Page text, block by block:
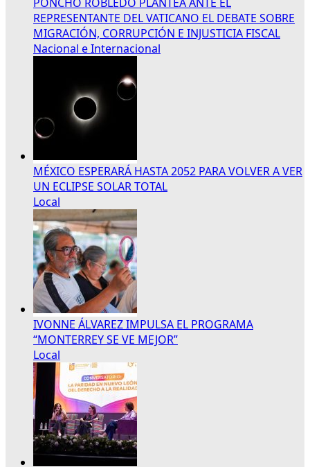
REPRESENTANTE DEL VATICANO EL DEBATE SOBRE
MIGRACIÓN, CORRUPCIÓN E INJUSTICIA FISCAL
Nacional e Internacional
MÉXICO ESPERARÁ HASTA 2052 PARA VOLVER A VER
UN ECLIPSE SOLAR TOTAL
Local
IVONNE ÁLVAREZ IMPULSA EL PROGRAMA
“MONTERREY SE VE MEJOR”
Local